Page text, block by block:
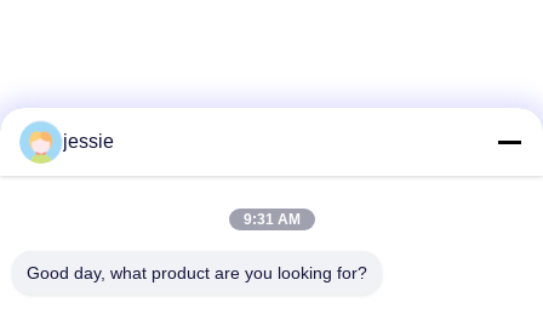
jessie
9:31 AM
Good day, what product are you looking for?